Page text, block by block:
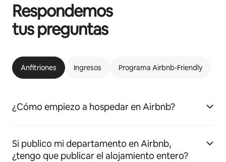
Respondemos
tus preguntas
Anfitriones Ingresos Programa Airbnb-Friendly
¿Cómo empiezo a hospedar en Airbnb?
Si publico mi departamento en Airbnb,
¿tengo que publicar el alojamiento entero?